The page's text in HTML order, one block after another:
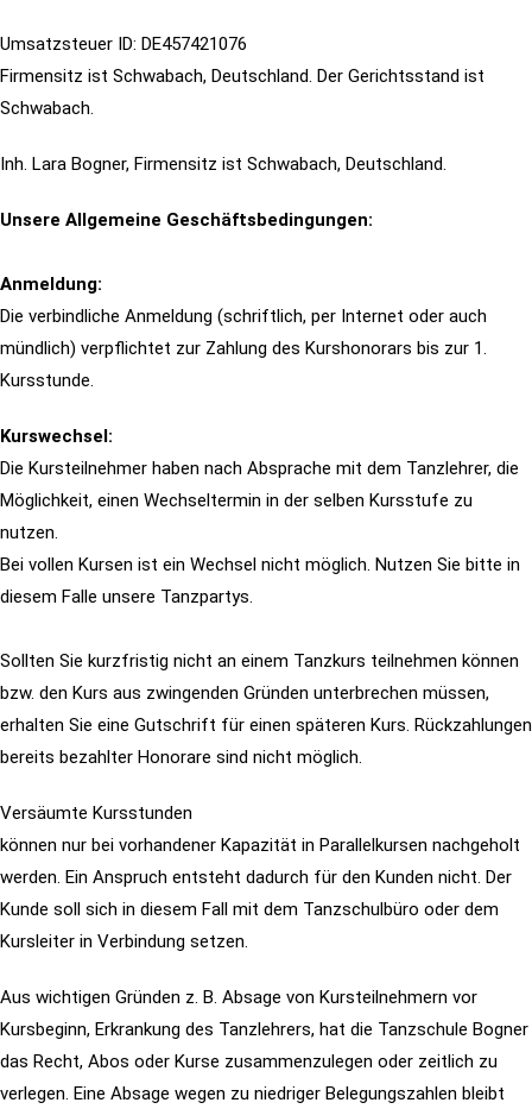
Umsatzsteuer ID: DE457421076
Firmensitz ist Schwabach, Deutschland. Der Gerichtsstand ist
Schwabach.
Inh. Lara Bogner, Firmensitz ist Schwabach, Deutschland.
Unsere Allgemeine Geschäftsbedingungen:
Anmeldung:
Die verbindliche Anmeldung (schriftlich, per Internet oder auch
mündlich) verpflichtet zur Zahlung des Kurshonorars bis zur 1.
Kursstunde.
Kurswechsel:
Die Kursteilnehmer haben nach Absprache mit dem Tanzlehrer, die
Möglichkeit, einen Wechseltermin in der selben Kursstufe zu
nutzen.
Bei vollen Kursen ist ein Wechsel nicht möglich. Nutzen Sie bitte in
diesem Falle unsere Tanzpartys.
Sollten Sie kurzfristig nicht an einem Tanzkurs teilnehmen können
bzw. den Kurs aus zwingenden Gründen unterbrechen müssen,
erhalten Sie eine Gutschrift für einen späteren Kurs. Rückzahlungen
bereits bezahlter Honorare sind nicht möglich.
Versäumte Kursstunden
können nur bei vorhandener Kapazität in Parallelkursen nachgeholt
werden. Ein Anspruch entsteht dadurch für den Kunden nicht. Der
Kunde soll sich in diesem Fall mit dem Tanzschulbüro oder dem
Kursleiter in Verbindung setzen.
Aus wichtigen Gründen z. B. Absage von Kursteilnehmern vor
Kursbeginn, Erkrankung des Tanzlehrers, hat die Tanzschule Bogner
das Recht, Abos oder Kurse zusammenzulegen oder zeitlich zu
verlegen. Eine Absage wegen zu niedriger Belegungszahlen bleibt